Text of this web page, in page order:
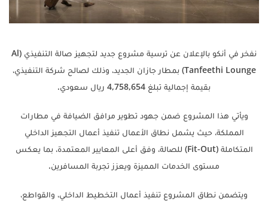
نفخر في أنكو بالإعلان عن ترسية مشروع جديد لتجهيز صالة التنفيذي (Al
Tanfeethi Lounge) بمطار جازان الجديد، وذلك لصالح شركة التنفيذي،
بقيمة إجمالية تبلغ 4,758,654 ريال سعودي.
ويأتي هذا المشروع ضمن جهود تطوير مرافق الضيافة في مطارات
المملكة، حيث يشمل نطاق الأعمال تنفيذ أعمال التجهيز الداخلي
المتكاملة (Fit-Out) للصالة، وفق أعلى المعايير المعتمدة، بما يعكس
مستوى الخدمات المميزة ويعزز تجربة المسافرين.
ويتضمن نطاق المشروع تنفيذ أعمال التخطيط الداخلي، والقواطع،